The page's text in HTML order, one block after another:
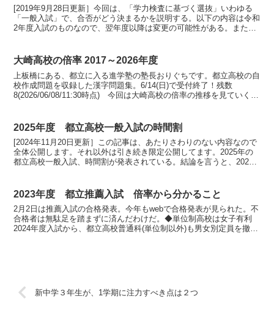
[2019年9月28日更新］今回は、「学力検査に基づく選抜」いわゆる
「一般入試」で、合否がどう決まるかを説明する。以下の内容は令和
2年度入試のものなので、翌年度以降は変更の可能性がある。また、
大崎高校の倍率 2017～2026年度
上板橋にある、都立に入る進学塾の塾長おりぐちです。都立高校の自
校作成問題を収録した漢字問題集。6/14(日)で受付終了！残数
8(2026/06/08/11:30時点) 今回は大崎高校の倍率の推移を見ていく。
2025年度 都立高校一般入試の時間割
[2024年11月20日更新］この記事は、あたりさわりのない内容なので
全体公開します。それ以外は引き続き限定公開してます。2025年の
都立高校一般入試、時間割が発表されている。結論を言うと、2024
2023年度 都立推薦入試 倍率から分かること
2月2日は推薦入試の合格発表。今年もwebで合格発表が見られた。不
合格者は無駄足を踏まずに済んだわけだ。◆単位制高校は女子有利
2024年度入試から、都立高校普通科(単位制以外)も男女別定員を撤廃
新中学３年生が、1学期に注力すべき点は２つ